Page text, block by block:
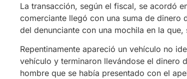
La transacción, según el fiscal, se acordó
comerciante llegó con una suma de dinero
del denunciante con una mochila en la
Repentinamente apareció un vehículo no
vehículo y terminaron llevándose el dinero
hombre que se había presentado con el